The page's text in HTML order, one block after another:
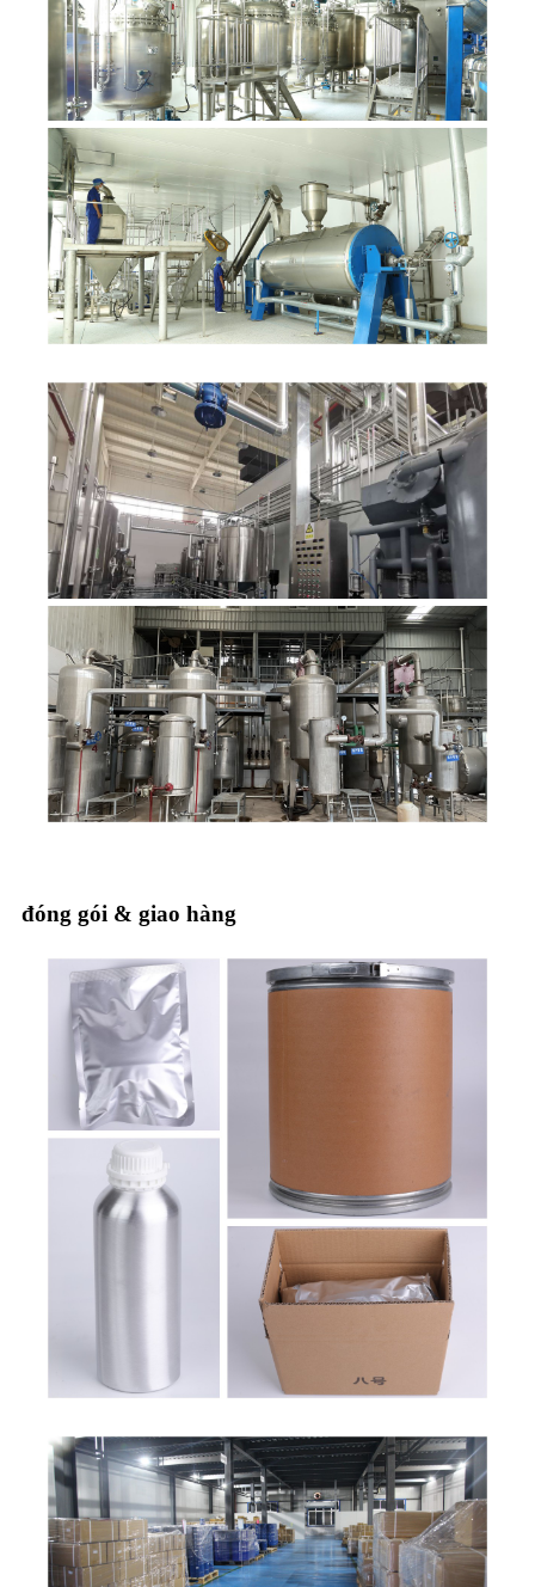
đóng gói & giao hàng